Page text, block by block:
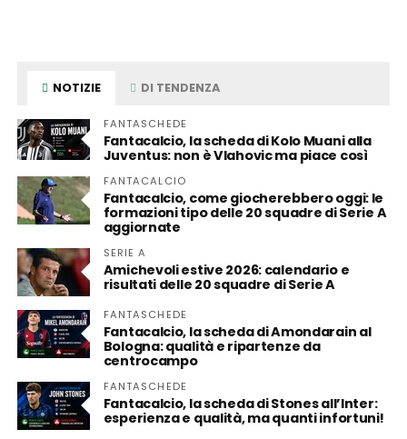
NOTIZIE DI TENDENZA
FANTASCHEDE
Fantacalcio, la scheda di Kolo Muani alla
Juventus: non è Vlahovic ma piace così
FANTACALCIO
Fantacalcio, come giocherebbero oggi: le
formazioni tipo delle 20 squadre di Serie A
aggiornate
SERIE A
Amichevoli estive 2026: calendario e
risultati delle 20 squadre di Serie A
FANTASCHEDE
Fantacalcio, la scheda di Amondarain al
Bologna: qualità e ripartenze da
centrocampo
FANTASCHEDE
Fantacalcio, la scheda di Stones all’Inter:
esperienza e qualità, ma quanti infortuni!